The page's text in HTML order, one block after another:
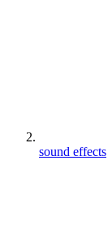
sound effects